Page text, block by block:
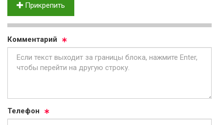
Прикрепить
Ком­мен­та­рий
Те­ле­фон